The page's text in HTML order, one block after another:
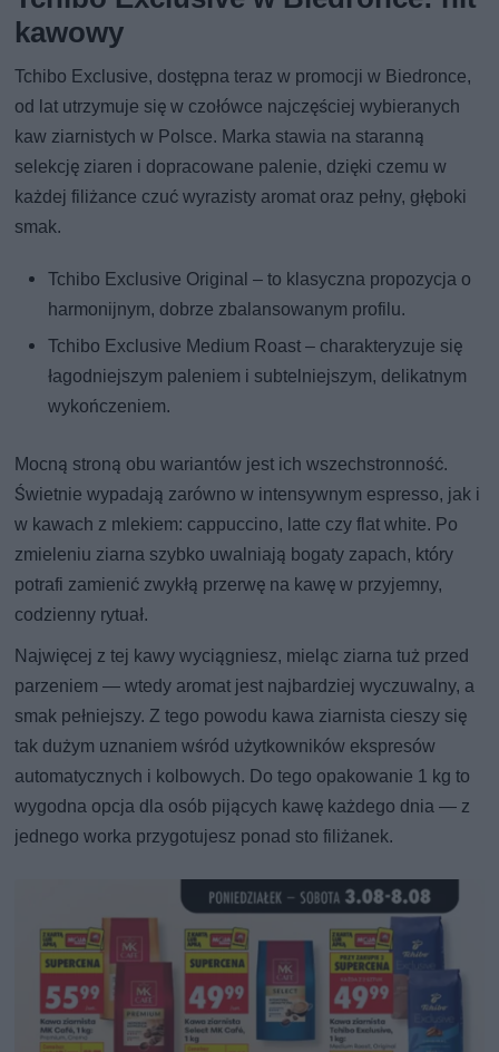
kawowy
Tchibo Exclusive, dostępna teraz w promocji w Biedronce,
od lat utrzymuje się w czołówce najczęściej wybieranych
kaw ziarnistych w Polsce. Marka stawia na staranną
selekcję ziaren i dopracowane palenie, dzięki czemu w
każdej filiżance czuć wyrazisty aromat oraz pełny, głęboki
smak.
Tchibo Exclusive Original – to klasyczna propozycja o
harmonijnym, dobrze zbalansowanym profilu.
Tchibo Exclusive Medium Roast – charakteryzuje się
łagodniejszym paleniem i subtelniejszym, delikatnym
wykończeniem.
Mocną stroną obu wariantów jest ich wszechstronność.
Świetnie wypadają zarówno w intensywnym espresso, jak i
w kawach z mlekiem: cappuccino, latte czy flat white. Po
zmieleniu ziarna szybko uwalniają bogaty zapach, który
potrafi zamienić zwykłą przerwę na kawę w przyjemny,
codzienny rytuał.
Najwięcej z tej kawy wyciągniesz, mieląc ziarna tuż przed
parzeniem — wtedy aromat jest najbardziej wyczuwalny, a
smak pełniejszy. Z tego powodu kawa ziarnista cieszy się
tak dużym uznaniem wśród użytkowników ekspresów
automatycznych i kolbowych. Do tego opakowanie 1 kg to
wygodna opcja dla osób pijących kawę każdego dnia — z
jednego worka przygotujesz ponad sto filiżanek.